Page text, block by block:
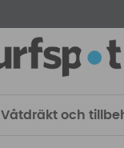
Våtdräkt och